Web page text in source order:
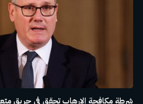
شرطة مكافحة الإرهاب تحقق في حريق